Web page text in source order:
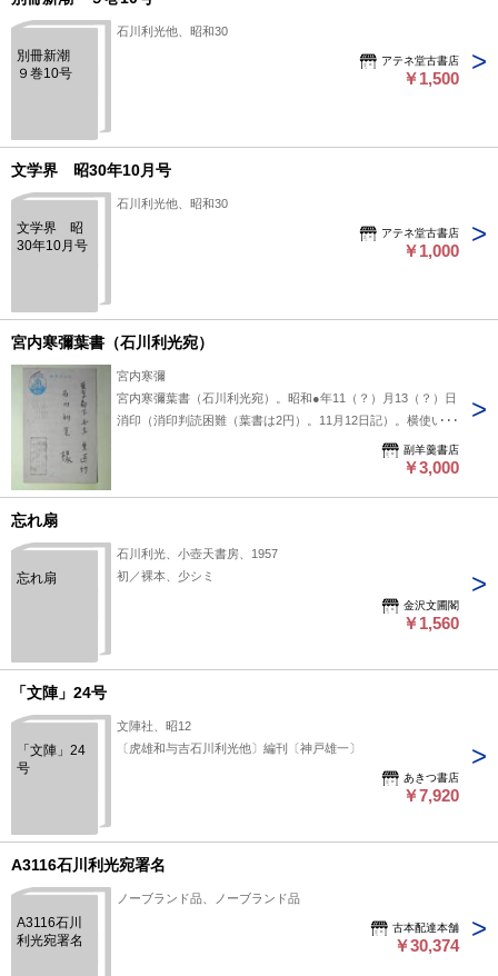
別冊新潮
９巻10号
石川利光他、昭和30
アテネ堂古書店
￥1,500
文学界 昭30年10月号
文学界 昭
30年10月号
石川利光他、昭和30
アテネ堂古書店
￥1,000
宮内寒彌葉書（石川利光宛）
宮内寒彌
宮内寒彌葉書（石川利光宛）。昭和●年11（？）月13（？）日
消印（消印判読困難（葉書は2円）。11月12日記）。横使いペ
ン書き15行。石川の作品が『新潮』に掲載されたことのお祝
副羊羹書店
￥3,000
忘れ扇
忘れ扇
石川利光、小壺天書房、1957
初／裸本、少シミ
金沢文圃閣
￥1,560
「文陣」24号
「文陣」24
号
文陣社、昭12
〔虎雄和与吉石川利光他〕編刊〔神戸雄一〕
あきつ書店
￥7,920
A3116石川利光宛署名
A3116石川
利光宛署名
ノーブランド品、ノーブランド品
古本配達本舗
￥30,374